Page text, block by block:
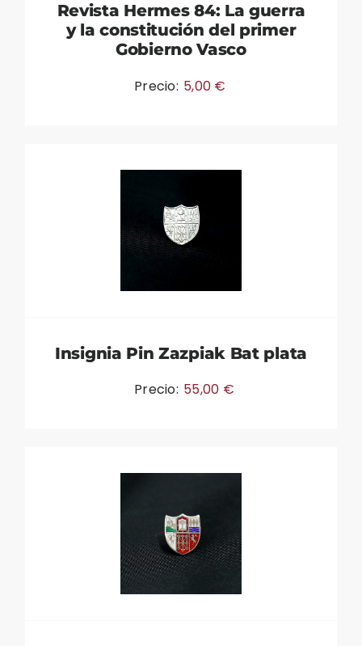
Revista Hermes 84: La guerra
y la constitución del primer
Gobierno Vasco
Precio: 5,00 €
Insignia Pin Zazpiak Bat plata
Precio: 55,00 €